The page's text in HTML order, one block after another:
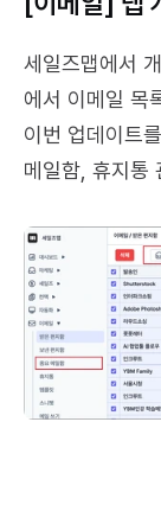
세일즈맵에서
에서 이메일 목
이번 업데이트
메일함, 휴지통